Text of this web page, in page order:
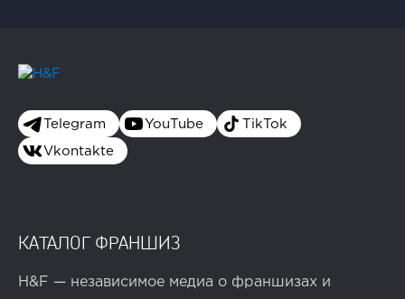
Telegram YouTube TikTok
Vkontakte
КАТАЛОГ ФРАНШИЗ
H&F — независимое медиа о франшизах и